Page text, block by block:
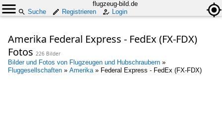
flugzeug-bild.de
Suche
Registrieren Login
Amerika Federal Express - FedEx (FX-FDX)
Fotos 226 Bilder
Bilder und Fotos von Flugzeugen und Hubschraubern »
Fluggesellschaften » Amerika» Federal Express - FedEx (FX-FDX)